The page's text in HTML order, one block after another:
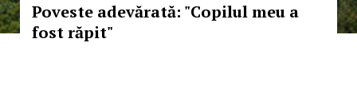
Poveste adevărată: "Copilul meu a
fost răpit"